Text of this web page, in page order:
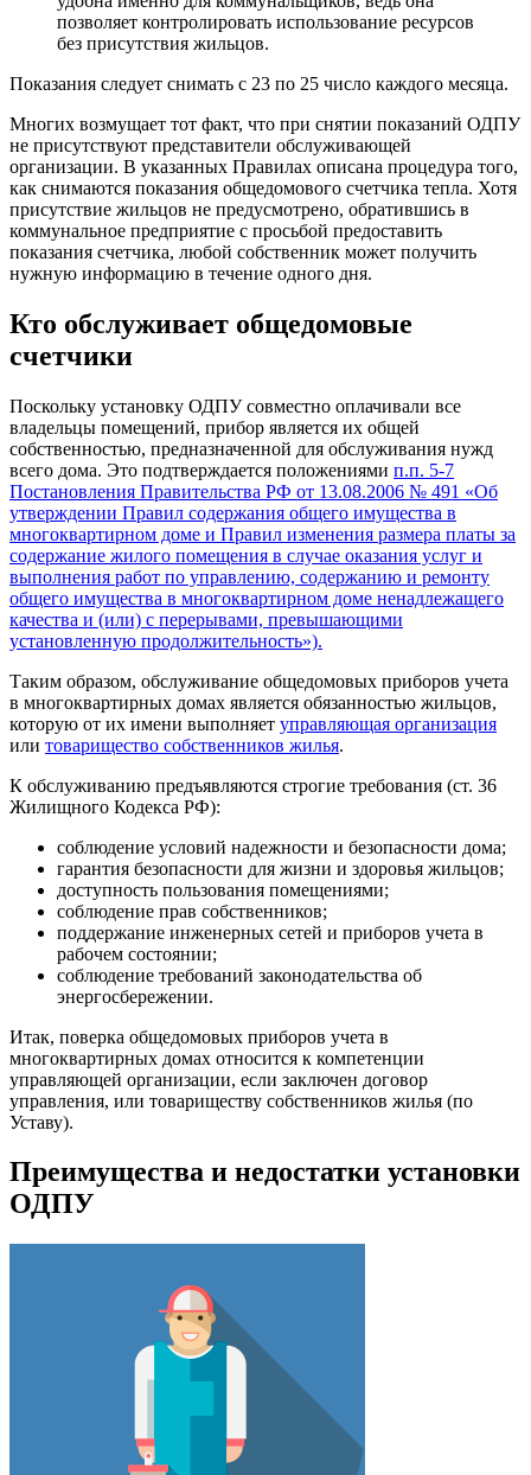
позволяет контролировать использование ресурсов
без присутствия жильцов.
Показания следует снимать с 23 по 25 число каждого месяца.
Многих возмущает тот факт, что при снятии показаний ОДПУ
не присутствуют представители обслуживающей
организации. В указанных Правилах описана процедура того,
как снимаются показания общедомового счетчика тепла. Хотя
присутствие жильцов не предусмотрено, обратившись в
коммунальное предприятие с просьбой предоставить
показания счетчика, любой собственник может получить
нужную информацию в течение одного дня.
Кто обслуживает общедомовые
счетчики
Поскольку установку ОДПУ совместно оплачивали все
владельцы помещений, прибор является их общей
собственностью, предназначенной для обслуживания нужд
всего дома. Это подтверждается положениями п.п. 5-7
Постановления Правительства РФ от 13.08.2006 № 491 «Об
утверждении Правил содержания общего имущества в
многоквартирном доме и Правил изменения размера платы за
содержание жилого помещения в случае оказания услуг и
выполнения работ по управлению, содержанию и ремонту
общего имущества в многоквартирном доме ненадлежащего
качества и (или) с перерывами, превышающими
установленную продолжительность»).
Таким образом, обслуживание общедомовых приборов учета
в многоквартирных домах является обязанностью жильцов,
которую от их имени выполняет управляющая организация
или товарищество собственников жилья.
К обслуживанию предъявляются строгие требования (ст. 36
Жилищного Кодекса РФ):
соблюдение условий надежности и безопасности дома;
гарантия безопасности для жизни и здоровья жильцов;
доступность пользования помещениями;
соблюдение прав собственников;
поддержание инженерных сетей и приборов учета в
рабочем состоянии;
соблюдение требований законодательства об
энергосбережении.
Итак, поверка общедомовых приборов учета в
многоквартирных домах относится к компетенции
управляющей организации, если заключен договор
управления, или товариществу собственников жилья (по
Уставу).
Преимущества и недостатки установки
ОДПУ